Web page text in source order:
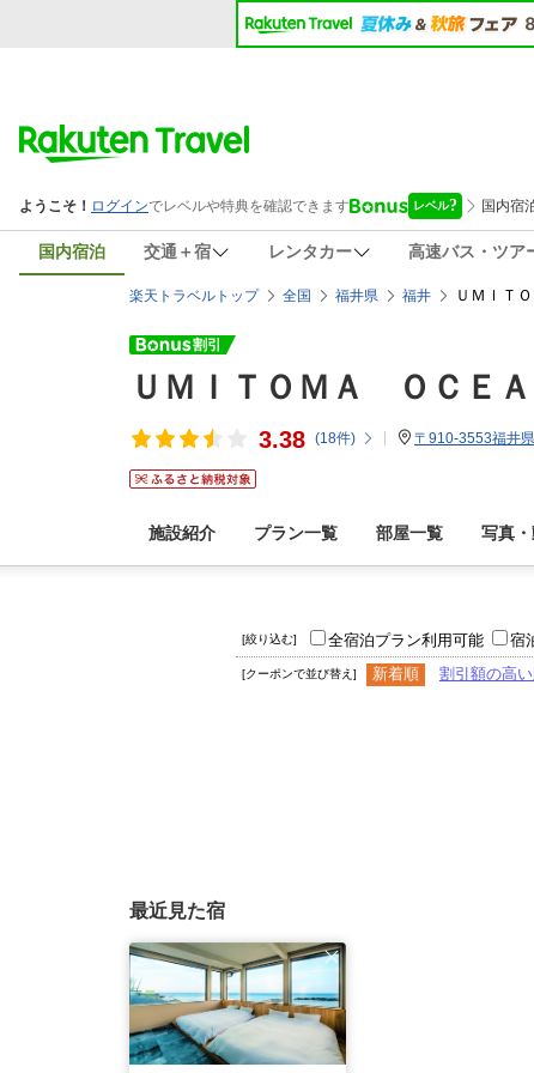
国内宿泊 交通＋宿 レンタカー 高速バス・ツア
楽天トラベルトップ 全国 福井県 福井 ＵＭＩＴ
ＵＭＩＴＯＭＡ ＯＣＥ
3.38 (18件) 〒910-3553福井
施設紹介 プラン一覧 部屋一覧 写真
[絞り込む] 全宿泊プラン利用可能 宿
[クーポンで並び替え] 新着順 割引額の高
最近見た宿